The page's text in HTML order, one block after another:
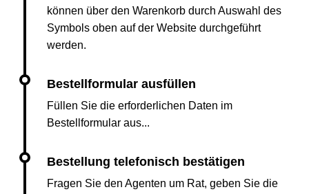
können über den Warenkorb durch Auswahl des
Symbols oben auf der Website durchgeführt
werden.
Füllen Sie die erforderlichen Daten im
Bestellformular aus...
Fragen Sie den Agenten um Rat, geben Sie die